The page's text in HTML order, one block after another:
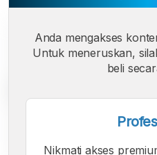
Anda mengakses
Untuk meneruskan,
beli
Nikmati akses